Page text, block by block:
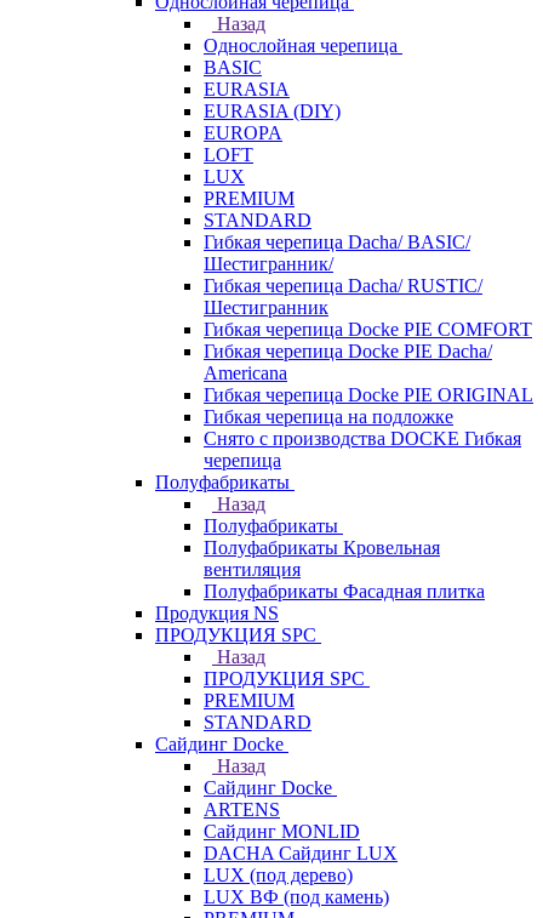
Назад
Однослойная черепица
BASIC
EURASIA
EURASIA (DIY)
EUROPA
LOFT
LUX
PREMIUM
STANDARD
Гибкая черепица Dacha/ BASIC/
Шестигранник/
Гибкая черепица Dacha/ RUSTIC/
Шестигранник
Гибкая черепица Docke PIE COMFORT
Гибкая черепица Docke PIE Dacha/
Americana
Гибкая черепица Docke PIE ОRIGINАL
Гибкая черепица на подложке
Снято с производства DOCKE Гибкая
черепица
Полуфабрикаты
Назад
Полуфабрикаты
Полуфабрикаты Кровельная
вентиляция
Полуфабрикаты Фасадная плитка
Продукция NS
ПРОДУКЦИЯ SPC
Назад
ПРОДУКЦИЯ SPC
PREMIUM
STANDARD
Сайдинг Docke
Назад
Сайдинг Docke
ARTENS
Cайдинг MONLID
DACHA Сайдинг LUX
LUX (под дерево)
LUX ВФ (под камень)